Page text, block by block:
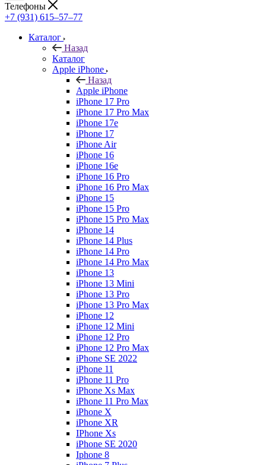
Телефоны
+7 (931) 615‒57‒77
Каталог
Назад
Каталог
Apple iPhone
Назад
Apple iPhone
iPhone 17 Pro
iPhone 17 Pro Max
iPhone 17e
iPhone 17
iPhone Air
iPhone 16
iPhone 16e
iPhone 16 Pro
iPhone 16 Pro Max
iPhone 15
iPhone 15 Pro
iPhone 15 Pro Max
iPhone 14
iPhone 14 Plus
iPhone 14 Pro
iPhone 14 Pro Max
iPhone 13
iPhone 13 Mini
iPhone 13 Pro
iPhone 13 Pro Max
iPhone 12
iPhone 12 Mini
iPhone 12 Pro
iPhone 12 Pro Max
iPhone SE 2022
iPhone 11
iPhone 11 Pro
iPhone Xs Max
iPhone 11 Pro Max
iPhone X
iPhone XR
IPhone Xs
iPhone SE 2020
Iphone 8